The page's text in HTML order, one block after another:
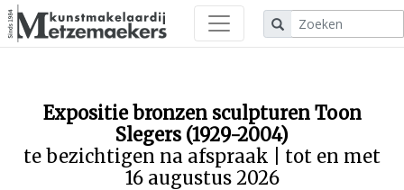
Expositie bronzen sculpturen Toon
Slegers (1929-2004)
te bezichtigen na afspraak | tot en met
16 augustus 2026